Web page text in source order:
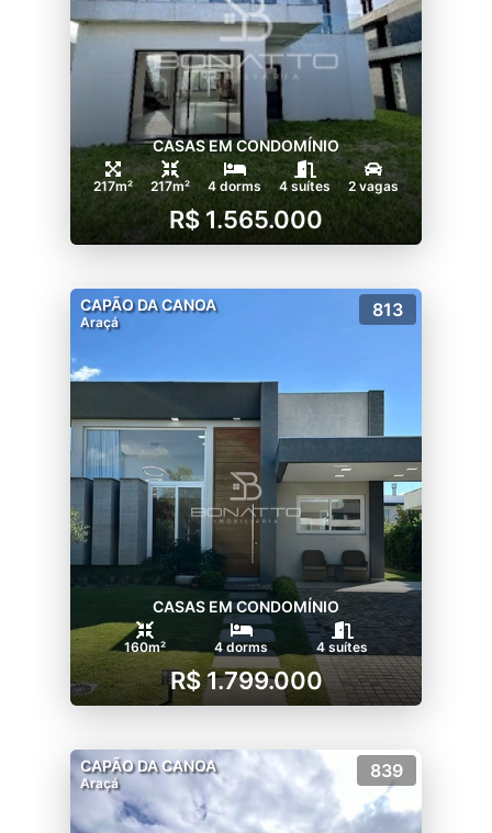
CASAS EM CONDOMÍNIO
217m² 217m² 4 dorms 4 suítes 2 vagas
R$ 1.565.000
CAPÃO DA CANOA
Araçá
813
CASAS EM CONDOMÍNIO
160m² 4 dorms 4 suítes
R$ 1.799.000
CAPÃO DA CANOA
Araçá
839